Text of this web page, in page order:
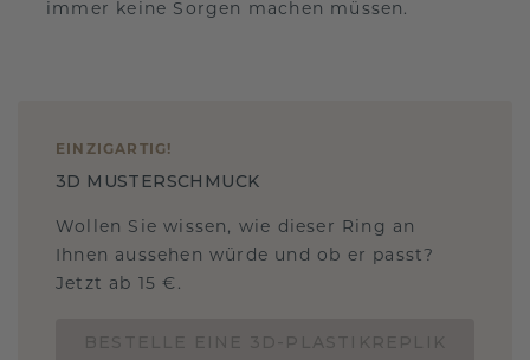
immer keine Sorgen machen müssen.
EINZIGARTIG !
3D MUSTERSCHMUCK
Wollen Sie wissen, wie dieser Ring an
Ihnen aussehen würde und ob er passt?
Jetzt ab 15 €.